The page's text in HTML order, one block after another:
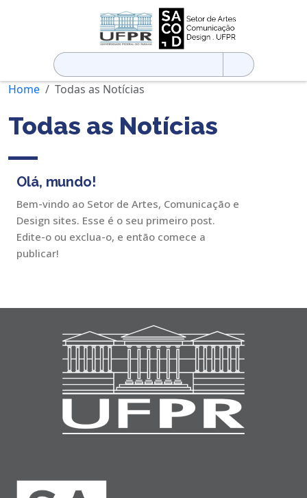
Pesquisar
por:
Home
Todas as Notícias
Todas as Notícias
Olá, mundo!
Bem-vindo ao Setor de Artes, Comunicação e
Design sites. Esse é o seu primeiro post.
Edite-o ou exclua-o, e então comece a
publicar!